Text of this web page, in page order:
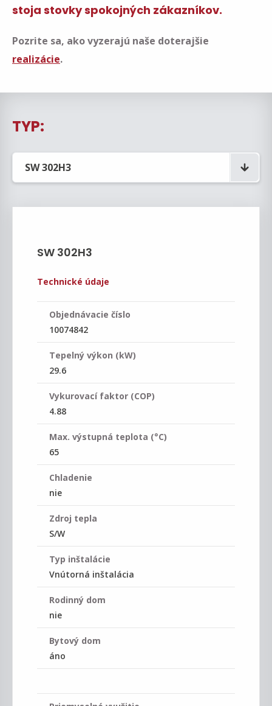
stoja stovky spokojných zákazníkov.
Pozrite sa, ako vyzerajú naše doterajšie
realizácie.
TYP:
SW 302H3
Technické údaje
Objednávacie číslo
10074842
Tepelný výkon (kW)
29.6
Vykurovací faktor (COP)
4.88
Max. výstupná teplota (°C)
65
Chladenie
nie
Zdroj tepla
S/W
Typ inštalácie
Vnútorná inštalácia
Rodinný dom
nie
Bytový dom
áno